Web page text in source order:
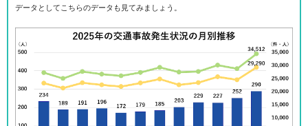
データとしてこちらのデータも見てみましょう。